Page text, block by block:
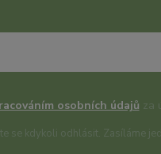
osobních údajů za
se kdykoli odhlásit. Zasíláme